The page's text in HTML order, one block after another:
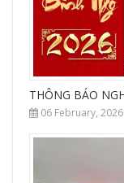
THÔNG BÁO
06 February, 2026